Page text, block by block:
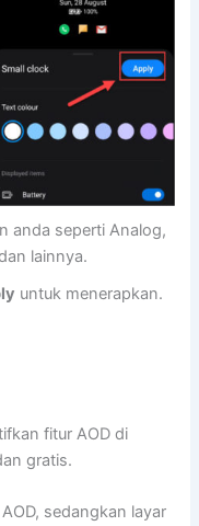
anda seperti Analog,
lainnya.
untuk menerapkan.
fitur AOD di
gratis.
sedangkan layar